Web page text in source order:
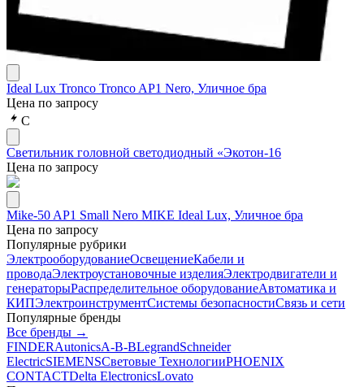
Ideal Lux Tronco Tronco AP1 Nero, Уличное бра
Цена по запросу
С
Светильник головной светодиодный «Экотон-16
Цена по запросу
Mike-50 AP1 Small Nero MIKE Ideal Lux, Уличное бра
Цена по запросу
Популярные рубрики
ЭлектрооборудованиеОсвещениеКабели и
проводаЭлектроустановочные изделияЭлектродвигатели и
генераторыРаспределительное оборудованиеАвтоматика и
КИПЭлектроинструментСистемы безопасностиСвязь и сети
Популярные бренды
Все бренды →
FINDERAutonicsA-B-BLegrandSchneider
ElectricSIEMENSСветовые ТехнологииPHOENIX
CONTACTDelta ElectronicsLovato